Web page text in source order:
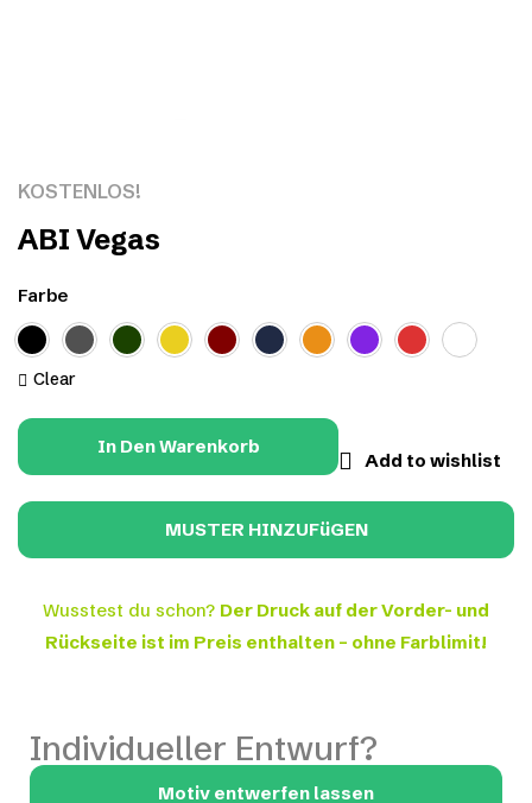
KOSTENLOS!
ABI Vegas
Farbe
Clear
In Den Warenkorb
Add to wishlist
Wusstest du schon? Der Druck auf der Vorder- und
Rückseite ist im Preis enthalten – ohne Farblimit!
Individueller Entwurf?
Motiv entwerfen lassen